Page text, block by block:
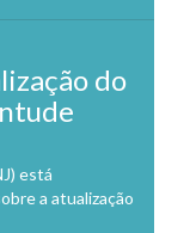
do
está
a atualização